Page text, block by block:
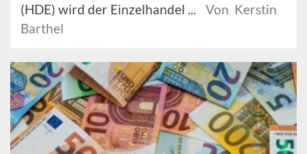
(HDE) wird der Einzelhandel ...
Von Kerstin
Barthel